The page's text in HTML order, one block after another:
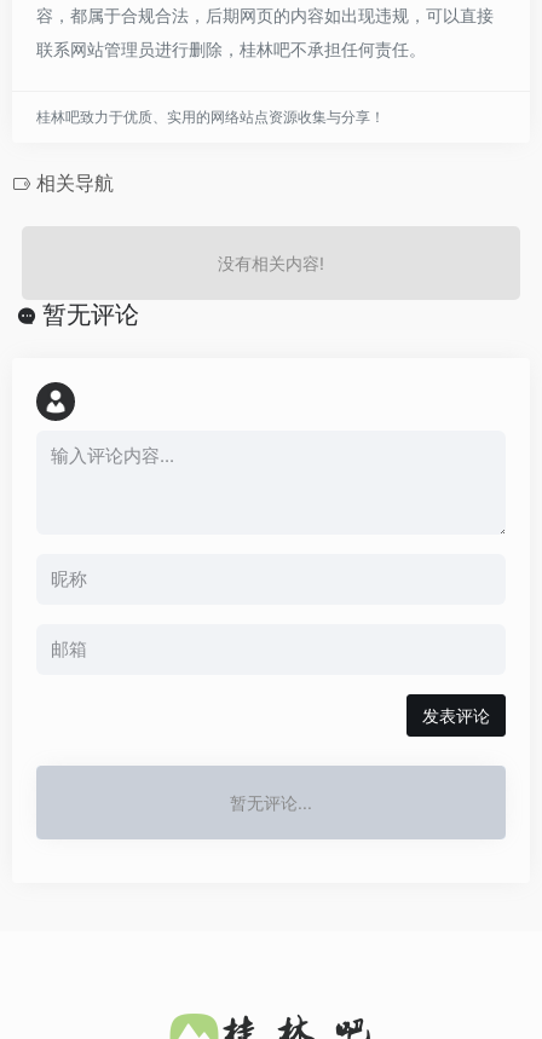
容，都属于合规合法，后期网页的内容如出现违规，可以直接
联系网站管理员进行删除，桂林吧不承担任何责任。
桂林吧致力于优质、实用的网络站点资源收集与分享！
相关导航
没有相关内容!
暂无评论
发表评论
暂无评论...